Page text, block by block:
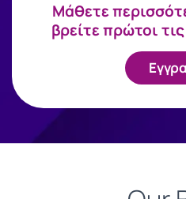
Mάθετε
βρείτε πρώτοι